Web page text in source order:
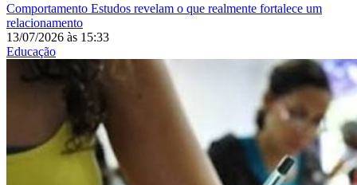
Comportamento Estudos revelam o que realmente fortalece um
relacionamento
13/07/2026 às 15:33
Educação